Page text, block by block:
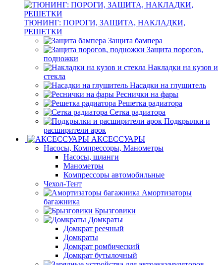
ТЮНИНГ: ПОРОГИ, ЗАЩИТА, НАКЛАДКИ,
РЕШЕТКИ
Защита бампера
Защита порогов,
подножки
Накладки на кузов и
стекла
Насадки на глушитель
Реснички на фары
Решетка радиатора
Сетка радиатора
Подкрылки и
расширители арок
АКСЕССУАРЫ
Насосы, Компрессоры, Манометры
Насосы, шланги
Манометры
Компрессоры автомобильные
Чехол-Тент
Амортизаторы
багажника
Брызговики
Домкраты
Домкрат реечный
Домкраты
Домкрат ромбический
Домкрат бутылочный